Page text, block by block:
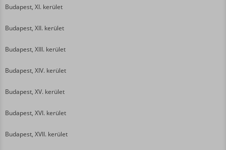
Budapest, XI. kerület
Budapest, XII. kerület
Budapest, XIII. kerület
Budapest, XIV. kerület
Budapest, XV. kerület
Budapest, XVI. kerület
Budapest, XVII. kerület